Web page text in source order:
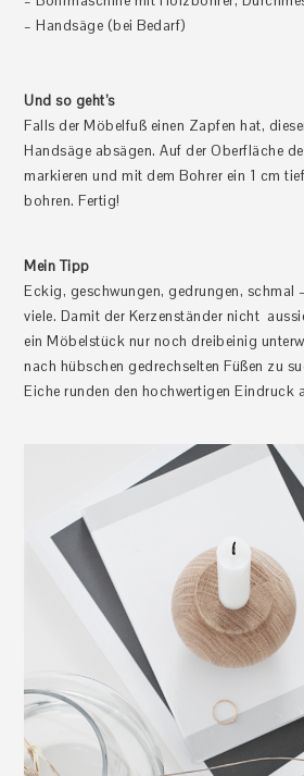
– Handsäge (bei Bedarf)
Und so geht’s
Falls der Möbelfuß einen Zapfen hat,
Handsäge absägen. Auf der Oberfläche
markieren und mit dem Bohrer ein 1 cm
bohren. Fertig!
Mein Tipp
Eckig, geschwungen, gedrungen, schmal
viele. Damit der Kerzenständer nicht
ein Möbelstück nur noch dreibeinig
nach hübschen gedrechselten Füßen zu
Eiche runden den hochwertigen Eindruck